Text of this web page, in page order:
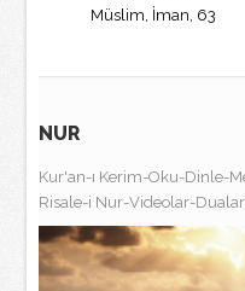
Müslim, İman, 63
NUR
Kur'an-ı Kerim-Oku-Dinle-
Risale-i Nur-Videolar-